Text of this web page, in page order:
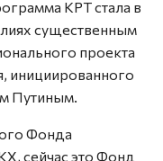
КРТ стала в
существенным
проекта
инициированного
Путиным.
Фонда
сейчас это Фонд